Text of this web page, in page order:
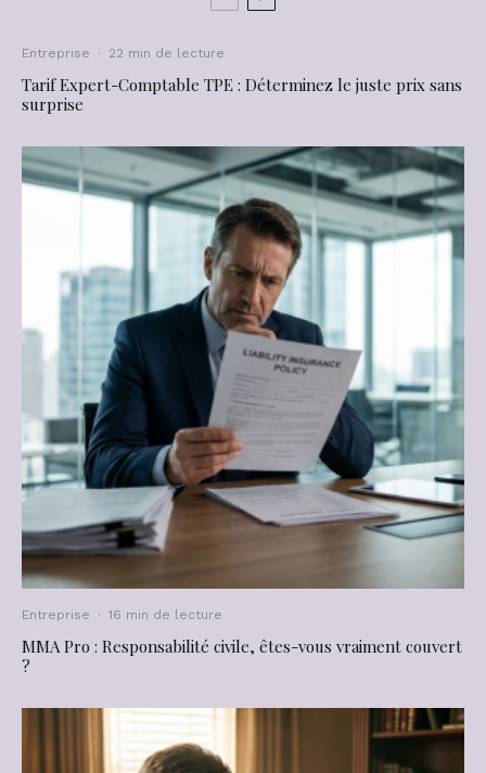
Entreprise · 22 min de lecture
Tarif Expert-Comptable TPE : Déterminez le juste prix sans
surprise
Entreprise · 16 min de lecture
MMA Pro : Responsabilité civile, êtes-vous vraiment couvert
?